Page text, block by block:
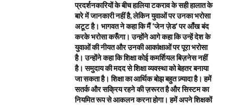
प्रदर्शनकारियों के बीच हालिया टकराव के सही हालात के
बारे में जानकारी नहीं है, लेकिन युवाओं पर उनका भरोसा
अटूट है। भागवत ने कहा कि मैं ‘जेन ज़ेड’ पर आँख बंद
करके भरोसा करूँगा। उन्होंने आगे कहा कि उन्हें देश के
युवाओं की नीयत और उनकी आकांक्षाओं पर पूरा भरोसा
है। उन्होंने कहा कि शिक्षा कोई कमर्शियल बिज़नेस नहीं
है। समुदाय की मदद से शिक्षा व्यवस्था को बेहतर बनाया
जा सकता है। शिक्षा का आर्थिक बोझ बहुत ज़्यादा है। हमें
सतर्क और सक्रिय रहने की ज़रूरत है और सिस्टम का
नियमित रूप से आकलन करना होगा। हमें अपने शिक्षकों